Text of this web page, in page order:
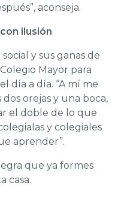
aconseja.
ilusión
y sus ganas de
Mayor para
día a día. “A mí me
orejas y una boca,
el doble de lo que
y colegiales
aprender”.
que ya formes
casa.